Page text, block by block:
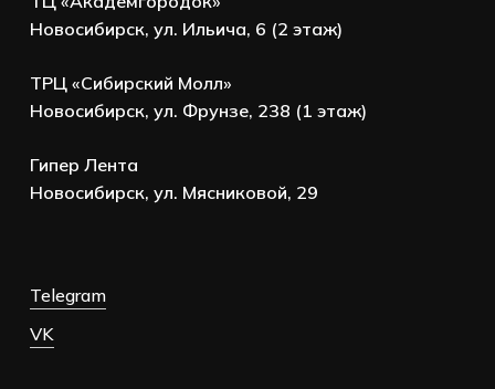
Новосибирск, ул. Ильича, 6 (2 этаж)
ТРЦ «Сибирский Молл»
Новосибирск, ул. Фрунзе, 238 (1 этаж)
Гипер Лента
Новосибирск, ул. Мясниковой, 29
Telegram
VK